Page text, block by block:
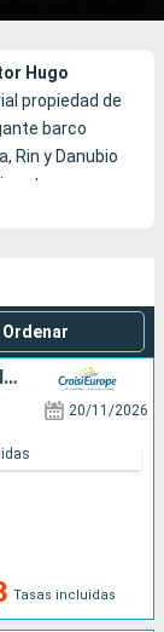
Hugo
propiedad de
barco
Rin y Danubio
Ordenar
LE RHIN EN FOLIE : UNE CROISIÈRE RYTHMÉE : LÉGENDE, SAVEURS ET BONNE HUMEUR
20/11/2026
Tasas incluidas